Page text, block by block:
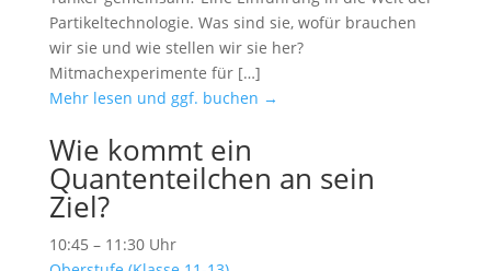
Partikeltechnologie. Was sind sie, wofür brauchen
wir sie und wie stellen wir sie her?
Mitmachexperimente für […]
Mehr lesen und ggf. buchen →
Wie kommt ein
Quantenteilchen an sein
Ziel?
10:45 – 11:30 Uhr